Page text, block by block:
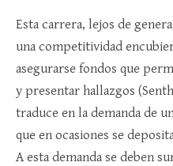
Esta carrera, lejos de
una competitividad
asegurarse fondos que
y presentar hallazgos
traduce en la demanda de
que en ocasiones se
A esta demanda se deben